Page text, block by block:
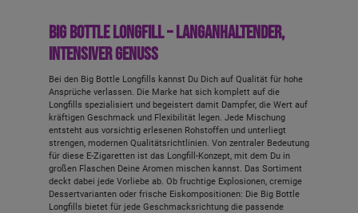
Big Bottle Longfill – langanhaltender,
intensiver Genuss
Bei den Big Bottle Longfills kannst Du Dich auf Qualität für hohe
Ansprüche verlassen. Die Marke hat sich komplett auf die
Longfills spezialisiert und begeistert damit Dampfer, die Wert auf
kräftigen Geschmack und Flexibilität legen. Jede Mischung
entsteht aus vorsichtig erlesenen Rohstoffen und unterliegt
strengen, modernen Qualitätsrichtlinien. Von zentraler Bedeutung
für diese E-Zigaretten ist das Longfill-Konzept, mit dem Du in
großen Flaschen Deine Aromen mischen kannst. Das Sortiment
deckt dabei jede Vorliebe ab. Ob fruchtige Explosionen, cremige
Dessertvarianten oder frische Eiskompositionen: Die Big Bottle
Longfills bietet für jede Geschmacksrichtung die passende